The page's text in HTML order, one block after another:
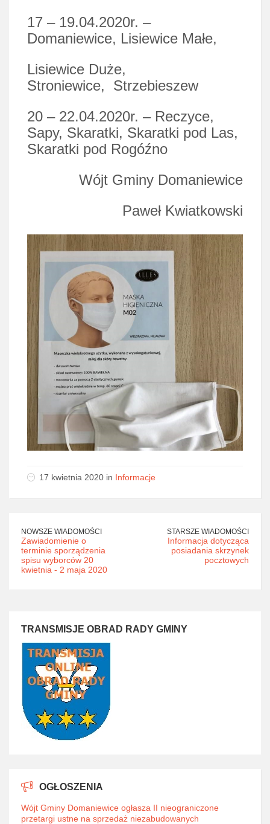
17 – 19.04.2020r. –
Domaniewice, Lisiewice Małe,
Lisiewice Duże,
Stroniewice, Strzebieszew
20 – 22.04.2020r. – Reczyce,
Sapy, Skaratki, Skaratki pod Las,
Skaratki pod Rogóźno
Wójt Gminy Domaniewice
Paweł Kwiatkowski
17 kwietnia 2020 in Informacje
NOWSZE WIADOMOŚCI
Zawiadomienie o
terminie sporządzenia
spisu wyborców 20
kwietnia - 2 maja 2020
STARSZE WIADOMOŚCI
Informacja dotycząca
posiadania skrzynek
pocztowych
TRANSMISJE OBRAD RADY GMINY
OGŁOSZENIA
Wójt Gminy Domaniewice ogłasza II nieograniczone
przetargi ustne na sprzedaż niezabudowanych